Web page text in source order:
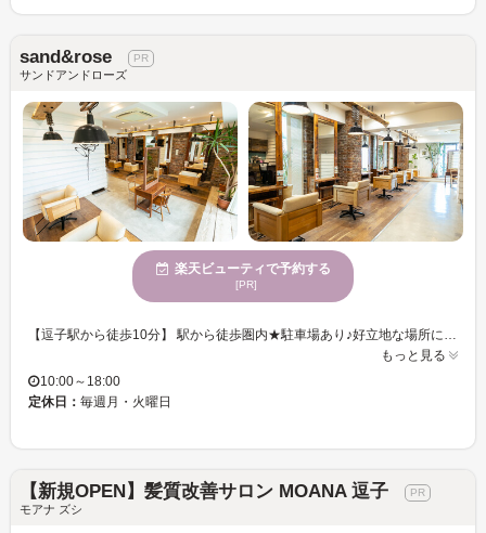
sand&rose
サンドアンドローズ
楽天ビューティで予約する
[PR]
【逗子駅から徒歩10分】 駅から徒歩圏内★駐車場あり♪好立地な場所にある『sand＆rose(サンドアンドローズ)』 逗子海岸目の前にあるので、オーシャンビューが眺められたり、キレイな夕日が見れたりと景色最高です◎ 店内は開放感のあるプライベート空間なので、セカンドハウスに来た感覚でゆったりとした時間をお過ごし下さい♪ お客様の理想のスタイルを叶えるため、丁寧にカウンセリングを行います。イメージしているスタイルを共有し、「なりたい」をカタチにします☆ お子様がいるから中々サロンに行けないという悩みも全く問題なし！広々としたお庭や店内で存分に遊ばせてください。おもちゃも沢山ご用意してお待ちしております！
もっと見る
10:00～18:00
定休日： 毎週月・火曜日
【新規OPEN】髪質改善サロン MOANA 逗子
モアナ ズシ